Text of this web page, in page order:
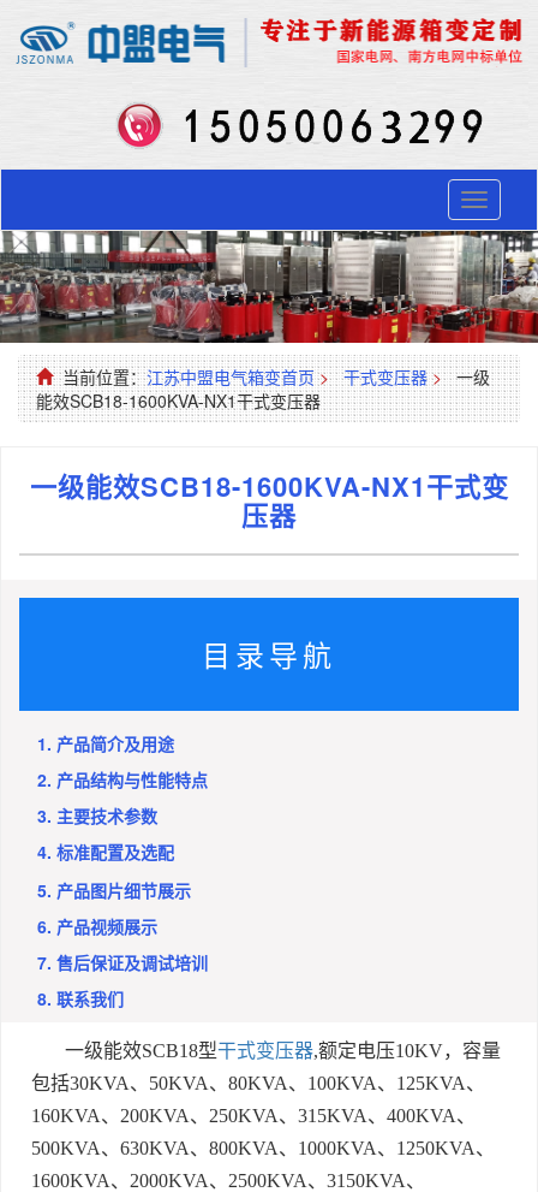
Toggle
当前位置：江苏中盟电气箱变首页 > 干式变压器 > 一级
能效SCB18-1600KVA-NX1干式变压器
一级能效SCB18-1600KVA-NX1干式变
压器
目录导航
1. 产品简介及用途
2. 产品结构与性能特点
3. 主要技术参数
4. 标准配置及选配
5. 产品图片细节展示
6. 产品视频展示
7. 售后保证及调试培训
8. 联系我们
一级能效SCB18型干式变压器,额定电压10KV，容量
包括30KVA、 50KVA、 80KVA、 100KVA、 125KVA、
160KVA、 200KVA、 250KVA、 315KVA、 400KVA、
500KVA、 630KVA、 800KVA、 1000KVA、 1250KVA、
1600KVA、 2000KVA、 2500KVA、 3150KVA、